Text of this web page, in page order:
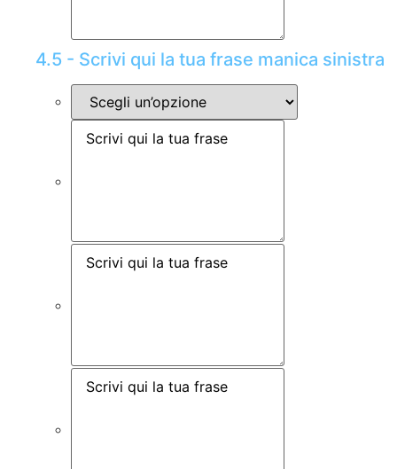
4.5 - Scrivi qui la tua frase manica sinistra